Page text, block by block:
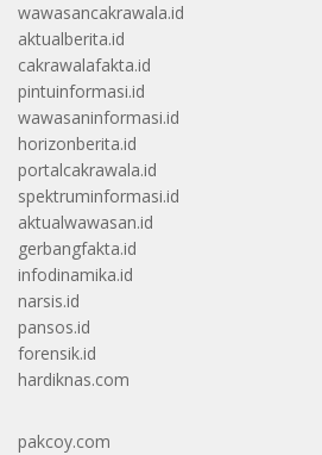
wawasancakrawala.id
aktualberita.id
cakrawalafakta.id
pintuinformasi.id
wawasaninformasi.id
horizonberita.id
portalcakrawala.id
spektruminformasi.id
aktualwawasan.id
gerbangfakta.id
infodinamika.id
narsis.id
pansos.id
forensik.id
hardiknas.com
pakcoy.com